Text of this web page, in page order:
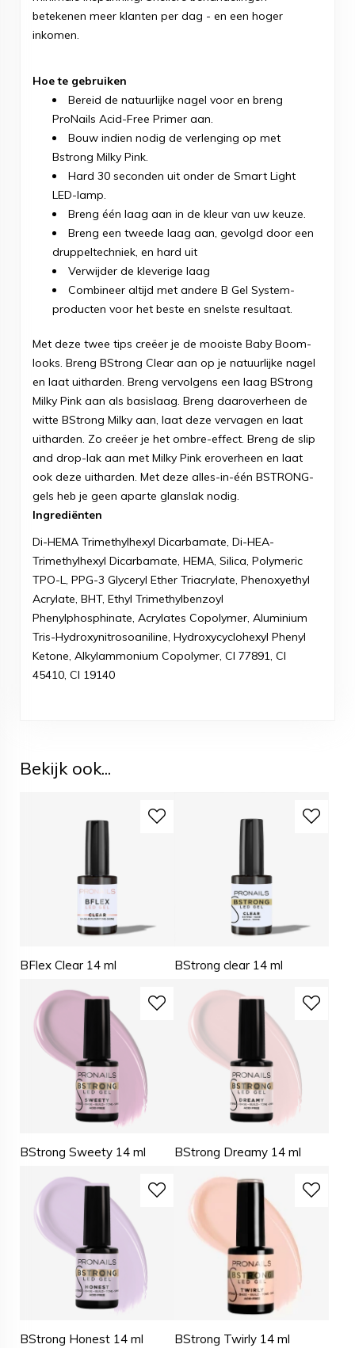
betekenen meer klanten per dag - en een hoger
inkomen.
Hoe te gebruiken
Bereid de natuurlijke nagel voor en breng
ProNails Acid-Free Primer aan.
Bouw indien nodig de verlenging op met
Bstrong Milky Pink.
Hard 30 seconden uit onder de Smart Light
LED-lamp.
Breng één laag aan in de kleur van uw keuze.
Breng een tweede laag aan, gevolgd door een
druppeltechniek, en hard uit
Verwijder de kleverige laag
Combineer altijd met andere B Gel System-
producten voor het beste en snelste resultaat.
Met deze twee tips creëer je de mooiste Baby Boom-
looks. Breng BStrong Clear aan op je natuurlijke nagel
en laat uitharden. Breng vervolgens een laag BStrong
Milky Pink aan als basislaag. Breng daaroverheen de
witte BStrong Milky aan, laat deze vervagen en laat
uitharden. Zo creëer je het ombre-effect. Breng de slip
and drop-lak aan met Milky Pink eroverheen en laat
ook deze uitharden. Met deze alles-in-één BSTRONG-
gels heb je geen aparte glanslak nodig.
Ingrediënten
Di-HEMA Trimethylhexyl Dicarbamate, Di-HEA-
Trimethylhexyl Dicarbamate, HEMA, Silica, Polymeric
TPO-L, PPG-3 Glyceryl Ether Triacrylate, Phenoxyethyl
Acrylate, BHT, Ethyl Trimethylbenzoyl
Phenylphosphinate, Acrylates Copolymer, Aluminium
Tris-Hydroxynitrosoaniline, Hydroxycyclohexyl Phenyl
Ketone, Alkylammonium Copolymer, CI 77891, CI
45410, CI 19140
Bekijk ook...
BFlex Clear 14 ml BStrong clear 14 ml
BStrong Sweety 14 ml BStrong Dreamy 14 ml
BStrong Honest 14 ml BStrong Twirly 14 ml